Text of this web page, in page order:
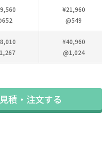
¥21,960
@549
¥40,960
@1,024
積・注文する